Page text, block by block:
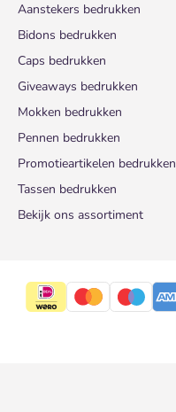
Aanstekers bedrukken
Bidons bedrukken
Caps bedrukken
Giveaways bedrukken
Mokken bedrukken
Pennen bedrukken
Promotieartikelen bedrukken
Tassen bedrukken
Bekijk ons assortiment